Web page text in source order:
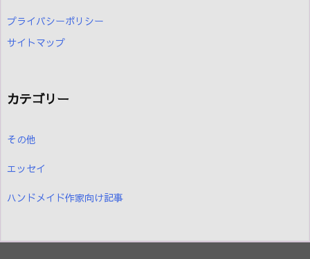
プライバシーポリシー
サイトマップ
カテゴリー
その他
エッセイ
ハンドメイド作家向け記事